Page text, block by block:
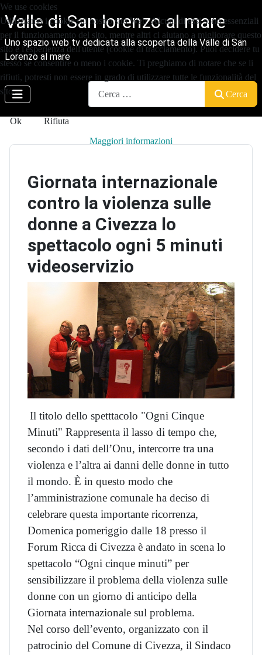
Valle di San lorenzo al mare
Uno spazio web tv dedicata alla scoperta della Valle di San
Lorenzo al mare
Cerca
Giornata internazionale
contro la violenza sulle
donne a Civezza lo
spettacolo ogni 5 minuti
videoservizio
Il titolo dello spetttacolo "Ogni Cinque
Minuti" Rappresenta il lasso di tempo che,
secondo i dati dell’Onu, intercorre tra una
violenza e l’altra ai danni delle donne in tutto
il mondo. È in questo modo che
l’amministrazione comunale ha deciso di
celebrare questa importante ricorrenza,
Domenica pomeriggio dalle 18 presso il
Forum Ricca di Civezza è andato in scena lo
spettacolo “Ogni cinque minuti” per
sensibilizzare il problema della violenza sulle
donne con un giorno di anticipo della
Giornata internazionale sul problema.
Nel corso dell’evento, organizzato con il
patrocinio del Comune di Civezza, il Sindaco
We use cookies
Utilizziamo i cookie sul nostro sito Web. Alcuni di essi sono essenziali
per il funzionamento del sito, mentre altri ci aiutano a migliorare questo
sito e l'esperienza dell'utente (cookie di tracciamento). Puoi decidere tu
stesso se consentire o meno i cookie. Ti preghiamo di notare che se li
rifiuti, potresti non essere in grado di utilizzare tutte le funzionalità del
sito.
Ok Rifiuta
Maggiori informazioni